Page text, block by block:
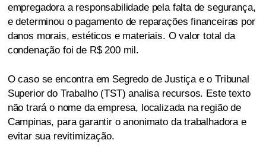
empregadora a responsabilidade pela falta de segurança,
e determinou o pagamento de reparações financeiras por
danos morais, estéticos e materiais. O valor total da
condenação foi de R$ 200 mil.
O caso se encontra em Segredo de Justiça e o Tribunal
Superior do Trabalho (TST) analisa recursos. Este texto
não trará o nome da empresa, localizada na região de
Campinas, para garantir o anonimato da trabalhadora e
evitar sua revitimização.